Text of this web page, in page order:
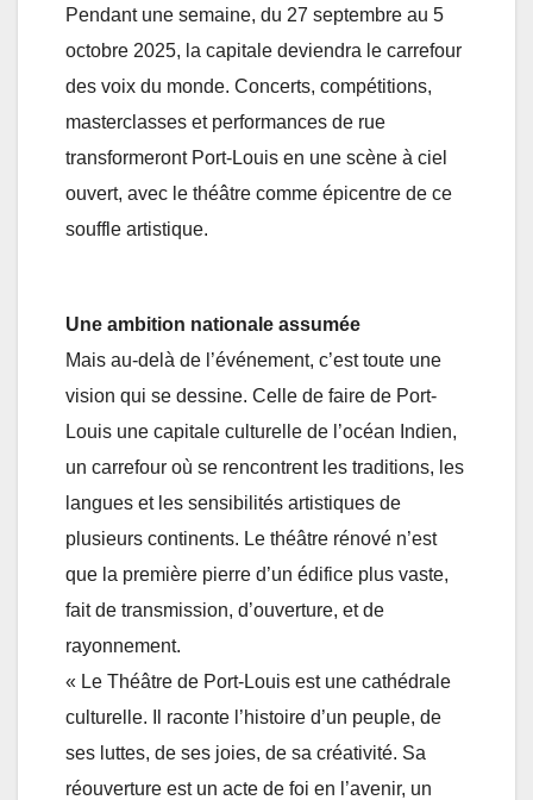
Pendant une semaine, du 27 septembre au 5
octobre 2025, la capitale deviendra le carrefour
des voix du monde. Concerts, compétitions,
masterclasses et performances de rue
transformeront Port-Louis en une scène à ciel
ouvert, avec le théâtre comme épicentre de ce
souffle artistique.
Une ambition nationale assumée
Mais au-delà de l’événement, c’est toute une
vision qui se dessine. Celle de faire de Port-
Louis une capitale culturelle de l’océan Indien,
un carrefour où se rencontrent les traditions, les
langues et les sensibilités artistiques de
plusieurs continents. Le théâtre rénové n’est
que la première pierre d’un édifice plus vaste,
fait de transmission, d’ouverture, et de
rayonnement.
« Le Théâtre de Port-Louis est une cathédrale
culturelle. Il raconte l’histoire d’un peuple, de
ses luttes, de ses joies, de sa créativité. Sa
réouverture est un acte de foi en l’avenir, un